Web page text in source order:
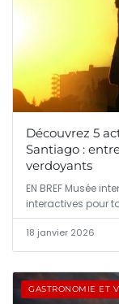
Découvrez 5
Santiago :
verdoyants
EN BREF Musée
interactives pour
18 janvier 2026
GASTRONOMIE ET